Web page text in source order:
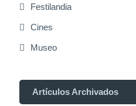
Festilandia
Cines
Museo
Artículos Archivados